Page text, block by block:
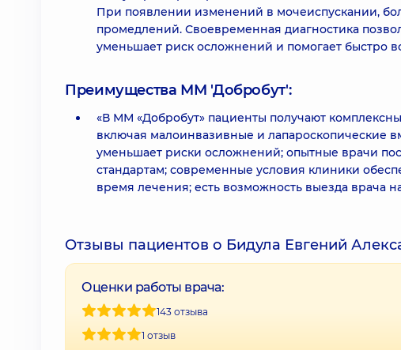
При появлении изменений в мочеиспускании,
промедлений. Своевременная диагностика
уменьшает риск осложнений и помогает быстро
Преимущества ММ 'Добробут':
«В ММ «Добробут» пациенты получают
включая малоинвазивные и лапароскопические
уменьшает риски осложнений; опытные врачи
стандартам; современные условия клиники
время лечения; есть возможность выезда врача
Отзывы пациентов о Бидула Евгений
Оценки работы врача:
143 отзыва
1 отзыв